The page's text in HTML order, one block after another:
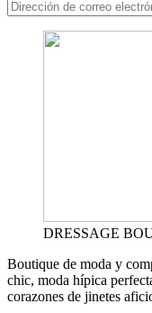
DRESSAGE
Boutique de moda y
chic, moda hípica
corazones de jinetes